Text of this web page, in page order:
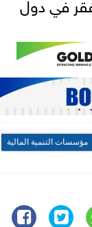
مؤسسات التنمية المالية